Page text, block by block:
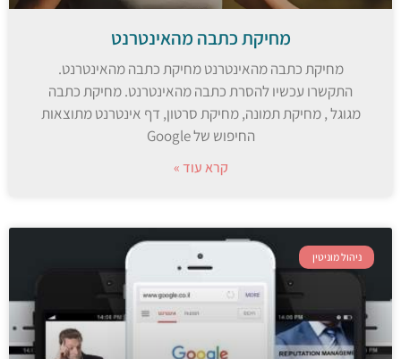
מחיקת כתבה מהאינטרנט
מחיקת כתבה מהאינטרנט מחיקת כתבה מהאינטרנט.
התקשרו עכשיו להסרת כתבה מהאינטרנט. מחיקת כתבה
מגוגל , מחיקת תמונה, מחיקת סרטון, דף אינטרנט מתוצאות
החיפוש של Google
קרא עוד »
ניהול מוניטין